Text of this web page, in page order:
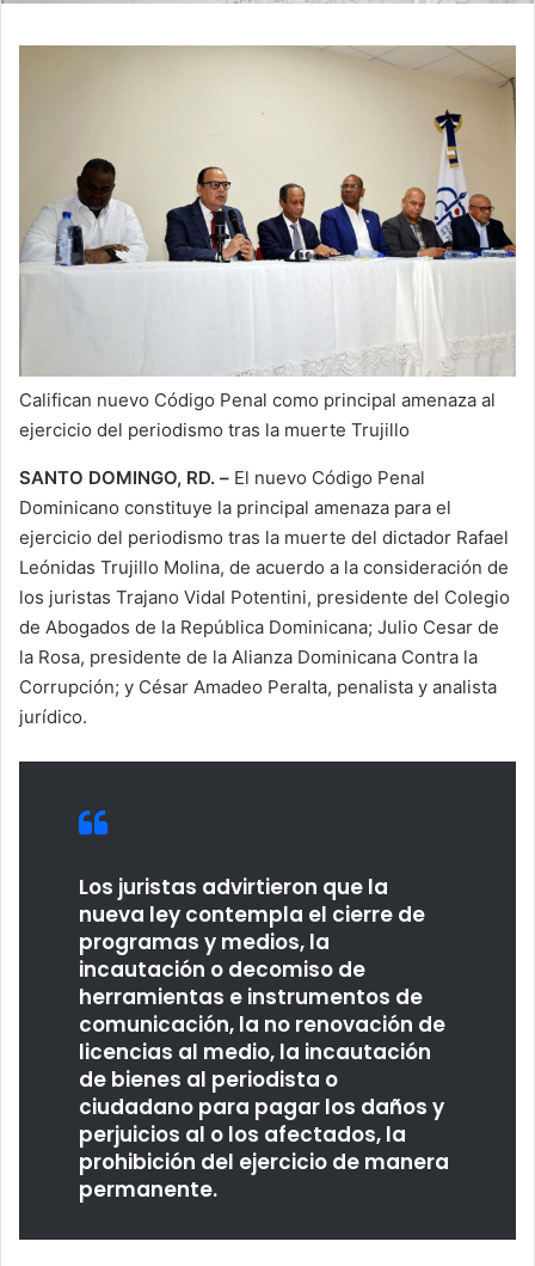
Califican nuevo Código Penal como principal amenaza al
ejercicio del periodismo tras la muerte Trujillo
SANTO DOMINGO, RD. – El nuevo Código Penal
Dominicano constituye la principal amenaza para el
ejercicio del periodismo tras la muerte del dictador Rafael
Leónidas Trujillo Molina, de acuerdo a la consideración de
los juristas Trajano Vidal Potentini, presidente del Colegio
de Abogados de la República Dominicana; Julio Cesar de
la Rosa, presidente de la Alianza Dominicana Contra la
Corrupción; y César Amadeo Peralta, penalista y analista
jurídico.
Los juristas advirtieron que la
nueva ley contempla el cierre de
programas y medios, la
incautación o decomiso de
herramientas e instrumentos de
comunicación, la no renovación de
licencias al medio, la incautación
de bienes al periodista o
ciudadano para pagar los daños y
perjuicios al o los afectados, la
prohibición del ejercicio de manera
permanente.